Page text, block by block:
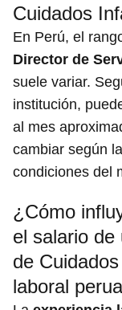
Cuidados
En Perú, el
Director de
suele variar.
institución,
al mes
cambiar según
condiciones del
¿Cómo
el salario
de
laboral